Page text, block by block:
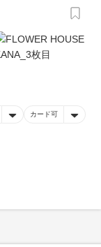
カード可